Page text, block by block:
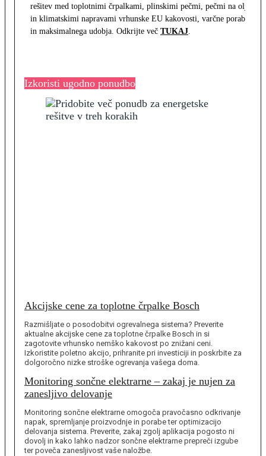
rešitev med toplotnimi črpalkami, plinskimi pečmi, pečmi na olje
in klimatskimi napravami vrhunske EU kakovosti, varčne porabe
in maksimalnega udobja. Odkrijte več TUKAJ.
Izkoristi ugodno ponudbo
Akcijske cene za toplotne črpalke Bosch
Razmišljate o posodobitvi ogrevalnega sistema? Preverite
aktualne akcijske cene za toplotne črpalke Bosch in si
zagotovite vrhunsko nemško kakovost po znižani ceni.
Izkoristite poletno akcijo, prihranite pri investiciji in poskrbite za
dolgoročno nizke stroške ogrevanja vašega doma.
Monitoring sončne elektrarne – zakaj je nujen za
zanesljivo delovanje
Monitoring sončne elektrarne omogoča pravočasno odkrivanje
napak, spremljanje proizvodnje in porabe ter optimizacijo
delovanja sistema. Preverite, zakaj zgolj aplikacija pogosto ni
dovolj in kako lahko nadzor sončne elektrarne prepreči izgube
ter poveča zanesljivost vaše naložbe.